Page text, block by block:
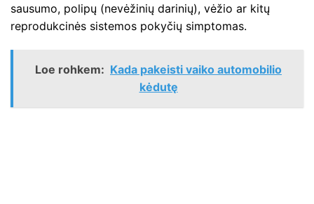
sausumo, polipų (nevėžinių darinių), vėžio ar kitų
reprodukcinės sistemos pokyčių simptomas.
Loe rohkem: Kada pakeisti vaiko automobilio
kėdutę